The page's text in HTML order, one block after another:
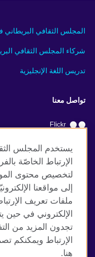
المجلس الثقافي
شركاء المجلس الثقافي
تدريس اللغة الإنجليزية
تواصل معنا
Flickr
RSS
موقع المجلس الثقافي
الخصوصية وشروط الاستخدام
ملفات تعريف الإرتباط
يستخدم المجلس
الإرتباط الخاصّة
لتخصيص محتوى
إلى مواقعنا
ملفات تعريف
الإلكتروني في حين
تجدون المزيد من
الإرتباط ويمكنكم
هنا.